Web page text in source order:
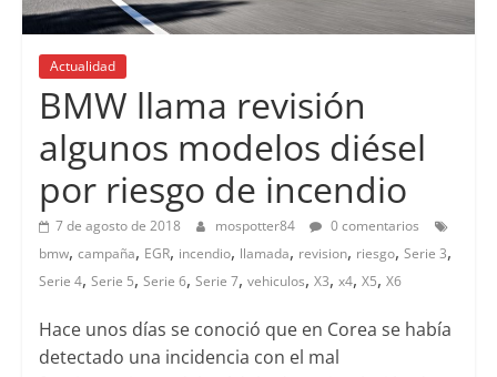
Actualidad
BMW llama revisión
algunos modelos diésel
por riesgo de incendio
7 de agosto de 2018 mospotter84
0 comentarios
bmw, campaña, EGR, incendio, llamada, revision, riesgo, Serie 3,
Serie 4, Serie 5, Serie 6, Serie 7, vehiculos, X3, x4, X5, X6
Hace unos días se conoció que en Corea se había
detectado una incidencia con el mal